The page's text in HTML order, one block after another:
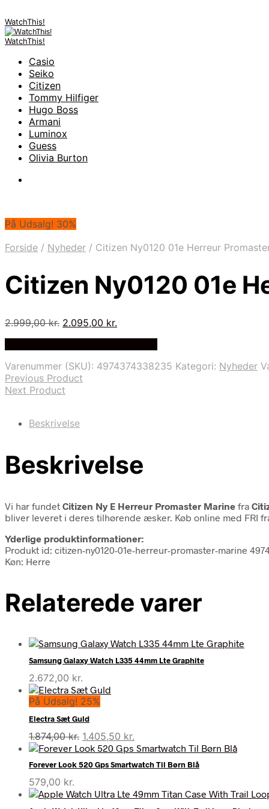
WatchThis!
WatchThis!
Casio
Seiko
Citizen
Tommy Hilfiger
Hugo Boss
Armani
Luminox
Guess
Olivia Burton
På Udsalg! 30%
Forside / Nyheder / Citizen Ny0120 01e Herreur
Citizen Ny0120 01e
2.999,00kr. Den
2.999,00 kr..
2.095,00 kr.
2.095,00 kr..
Varenummer (SKU): 4974374338235 Kategori: Nyheder
Previous Product
Next Product
Beskrivelse
Beskrivelse
Vi har fundet Citizen Ny E Herreur Promaster Marine fra
bliver leveret i deres tilhørende æsker. Køb online med FRI
Yderlige produktinformationer:
Produkt id: citizen-ny0120-01e-herreur-promaster-marine
Køn: Herre
Relaterede varer
Samsung Galaxy Watch L335 44mm Lte Graphite
2.672,00 kr.
På Udsalg! 25%
Electra Sæt Guld
1.874,00kr. Den
oprindelige
pris
var:
1.405,50 kr.
aktuelle
pris
er:
Forever Look 520 Gps Smartwatch Til Børn Blå
579,00 kr.